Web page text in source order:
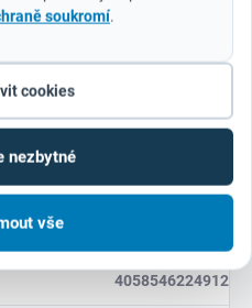
soukromí.
cookies
nezbytné
vše
Systémové příslušenství
24 měsíců (IČ: 12 měsíců)
4058546224912